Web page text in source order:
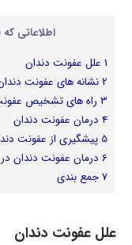
اطلاعاتی
1 علل عفونت دندان
2نشانه های عفونت
3 راه های تشخیص
4 درمان عفونت دندان
5 پیشگیری از عفونت
6 درمان عفونت دندان در
7جمع بندی
علل عفونت دندان